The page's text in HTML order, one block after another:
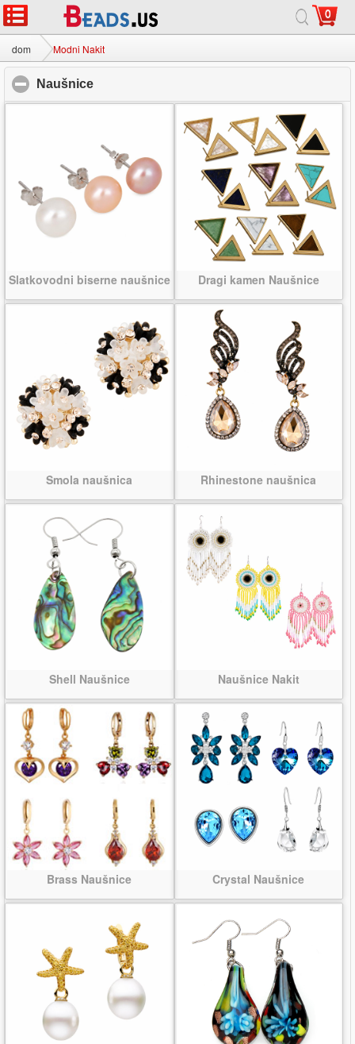
0
dom Modni Nakit
Naušnice
Slatkovodni biserne naušnice Dragi kamen Naušnice
Smola naušnica Rhinestone naušnica
Shell Naušnice Naušnice Nakit
Brass Naušnice Crystal Naušnice
dom|o | Kontaktirajte nas
© 2026 Mliječni put Nakit doo Sva prava pridržana.